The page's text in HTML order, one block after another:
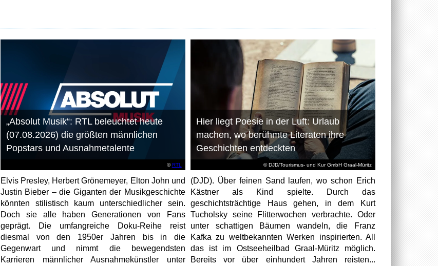
© RTL
„Absolut Musik“: RTL beleuchtet heute
(07.08.2026) die größten männlichen
Popstars und Ausnahmetalente
Elvis Presley, Herbert Grönemeyer, Elton John und
Justin Bieber – die Giganten der Musikgeschichte
könnten stilistisch kaum unterschiedlicher sein.
Doch sie alle haben Generationen von Fans
geprägt. Die umfangreiche Doku-Reihe reist
diesmal von den 1950er Jahren bis in die
Gegenwart und nimmt die bewegendsten
Karrieren männlicher Ausnahmekünstler unter
© DJD/Tourismus- und Kur GmbH Graal-Müritz
Hier liegt Poesie in der Luft: Urlaub
machen, wo berühmte Literaten ihre
Geschichten entdeckten
(DJD). Über feinen Sand laufen, wo schon Erich
Kästner als Kind spielte. Durch das
geschichtsträchtige Haus gehen, in dem Kurt
Tucholsky seine Flitterwochen verbrachte. Oder
unter schattigen Bäumen wandeln, die Franz
Kafka zu weltbekannten Werken inspirierten. All
das ist im Ostseeheilbad Graal-Müritz möglich.
Bereits vor über einhundert Jahren reisten...